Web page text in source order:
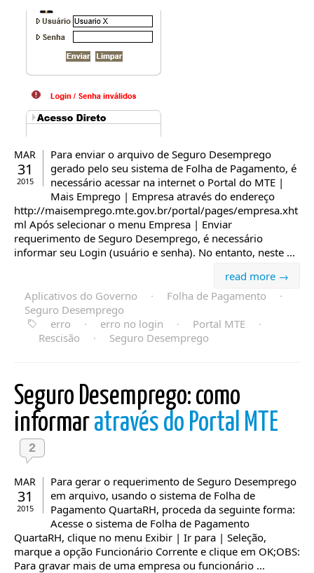
MAR
31
2015
Para enviar o arquivo de Seguro Desemprego
gerado pelo seu sistema de Folha de Pagamento, é
necessário acessar na internet o Portal do MTE |
Mais Emprego | Empresa através do endereço
http://maisemprego.mte.gov.br/portal/pages/empresa.xht
ml Após selecionar o menu Empresa | Enviar
requerimento de Seguro Desemprego, é necessário
informar seu Login (usuário e senha). No entanto, neste ...
read more →
Aplicativos do Governo
· Folha de Pagamento
·
Seguro Desemprego
erro
· erro no login · Portal MTE
·
Rescisão
· Seguro Desemprego
Seguro Desemprego: como
informaratravés do Portal MTE
2
MAR
31
2015
Para gerar o requerimento de Seguro Desemprego
em arquivo, usando o sistema de Folha de
Pagamento QuartaRH, proceda da seguinte forma:
Acesse o sistema de Folha de Pagamento
QuartaRH, clique no menu Exibir | Ir para | Seleção,
marque a opção Funcionário Corrente e clique em OK;OBS:
Para gravar mais de uma empresa ou funcionário ...